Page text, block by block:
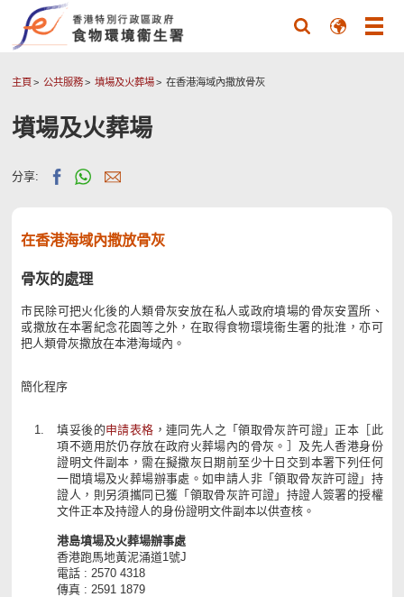
主頁 公共服務 墳場及火葬場 在香港海域內撒放骨灰
墳場及火葬場
分享:
在香港海域內撒放骨灰
骨灰的處理
市民除可把火化後的人類骨灰安放在私人或政府墳場的骨灰安置所、
或撒放在本署紀念花園等之外，在取得食物環境衞生署的批淮，亦可
把人類骨灰撒放在本港海域內。
簡化程序
填妥後的申請表格 ，連同先人之「領取骨灰許可證」正本［此
項不適用於仍存放在政府火葬場內的骨灰。］及先人香港身份
證明文件副本，需在擬撒灰日期前至少十日交到本署下列任何
一間墳場及火葬場辦事處。如申請人非「領取骨灰許可證」持
證人，則另須攜同已獲「領取骨灰許可證」持證人簽署的授權
文件正本及持證人的身份證明文件副本以供查核。
港島墳場及火葬場辦事處
香港跑馬地黃泥涌道1號J
電話 : 2570 4318
傳真 : 2591 1879